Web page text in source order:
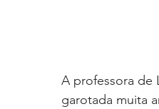
A professora de
garotada muita